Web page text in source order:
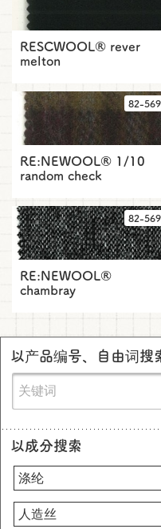
RESCWOOL® rever
melton
82-
RE:NEWOOL® 1/10
random check
82-
RE:NEWOOL®
chambray
以产品编号、自由词搜
以成分搜索
涤纶
人造丝